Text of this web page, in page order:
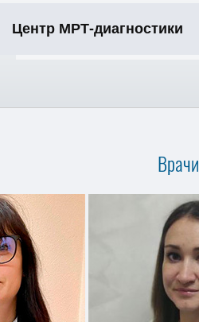
Центр МРТ-диагностики
Врачи